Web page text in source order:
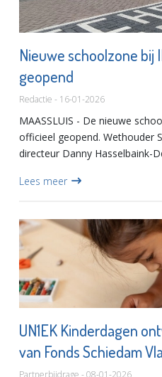
Nieuwe schoolzone bij
geopend
Redactie - 16-01-2026
MAASSLUIS - De nieuwe
officieel geopend. Wethouder
directeur Danny Hasselbaink-
Lees meer
UN1EK Kinderdagen
van Fonds Schiedam
Partnerbijdrage - 08-01-2026